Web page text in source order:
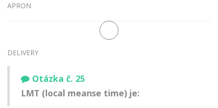
APRON
DELIVERY
Otázka č. 25
LMT (local meanse time) je: